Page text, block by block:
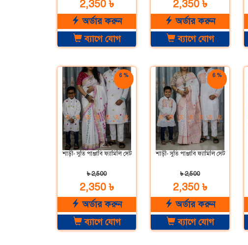
2,350 ৳
অর্ডার করুন
ব্যাগে যোগ
2,350 ৳
অর্ডার করুন
ব্যাগে যোগ
6 %
শাড়ী- সুতি পাঞ্জাবি ফ্যামিলি সেট
৳ 2,500
2,350 ৳
অর্ডার করুন
ব্যাগে যোগ
6 %
শাড়ী- সুতি পাঞ্জাবি ফ্যামিলি সেট
৳ 2,500
2,350 ৳
অর্ডার করুন
ব্যাগে যোগ